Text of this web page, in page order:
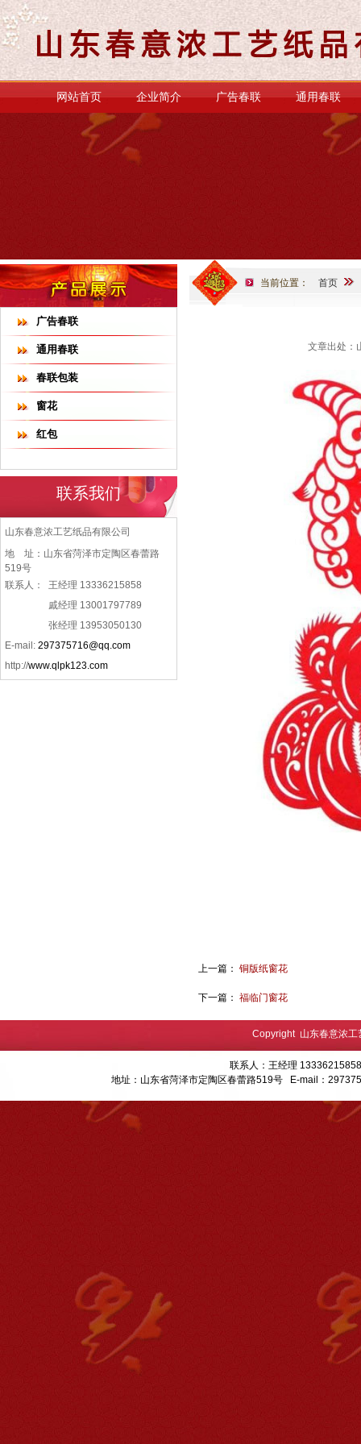
网站首页 企业简介 广告春联 通用春联
广告春联
通用春联
春联包装
窗花
红包
联系我们
山东春意浓工艺纸品有限公司
地 址：山东省菏泽市定陶区春蕾路
519号
联系人：
王经理 13336215858
戚经理 13001797789
张经理 13953050130
E-mail:297375716@qq.com
http://www.qlpk123.com
当前位置： 首页
文章出处
上一篇： 铜版纸窗花
下一篇： 福临门窗花
Copyright 山东春意浓
联系人：王经理
地址：山东省菏泽市定陶区春蕾路519号 E-mail：